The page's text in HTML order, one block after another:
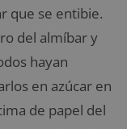
que se entibie.
del almíbar y
hayan
en azúcar en
de papel del